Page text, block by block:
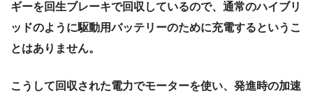
ギーを回生ブレーキで回収しているので、通常のハイブリ
ッドのように駆動用バッテリーのために充電するというこ
とはありません。
こうして回収された電力でモーターを使い、発進時の加速